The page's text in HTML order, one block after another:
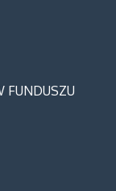
FUNDUSZU